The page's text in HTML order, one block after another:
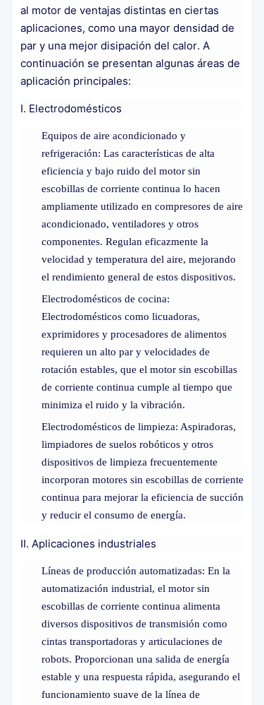
al motor de ventajas distintas en ciertas
aplicaciones, como una mayor densidad de
par y una mejor disipación del calor. A
continuación se presentan algunas áreas de
aplicación principales:
I. Electrodomésticos
Equipos de aire acondicionado y
refrigeración: Las características de alta
eficiencia y bajo ruido del motor sin
escobillas de corriente continua lo hacen
ampliamente utilizado en compresores de aire
acondicionado, ventiladores y otros
componentes. Regulan eficazmente la
velocidad y temperatura del aire, mejorando
el rendimiento general de estos dispositivos.
Electrodomésticos de cocina:
Electrodomésticos como licuadoras,
exprimidores y procesadores de alimentos
requieren un alto par y velocidades de
rotación estables, que el motor sin escobillas
de corriente continua cumple al tiempo que
minimiza el ruido y la vibración.
Electrodomésticos de limpieza: Aspiradoras,
limpiadores de suelos robóticos y otros
dispositivos de limpieza frecuentemente
incorporan motores sin escobillas de corriente
continua para mejorar la eficiencia de succión
y reducir el consumo de energía.
II. Aplicaciones industriales
Líneas de producción automatizadas: En la
automatización industrial, el motor sin
escobillas de corriente continua alimenta
diversos dispositivos de transmisión como
cintas transportadoras y articulaciones de
robots. Proporcionan una salida de energía
estable y una respuesta rápida, asegurando el
funcionamiento suave de la línea de